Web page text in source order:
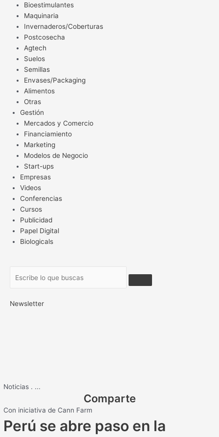
Bioestimulantes
Maquinaria
Invernaderos/Coberturas
Postcosecha
Agtech
Suelos
Semillas
Envases/Packaging
Alimentos
Otras
Gestión
Mercados y Comercio
Financiamiento
Marketing
Modelos de Negocio
Start-ups
Empresas
Videos
Conferencias
Cursos
Publicidad
Papel Digital
Biologicals
Newsletter
Noticias . ...
Comparte
Con iniciativa de Cann Farm
Perú se abre paso en la